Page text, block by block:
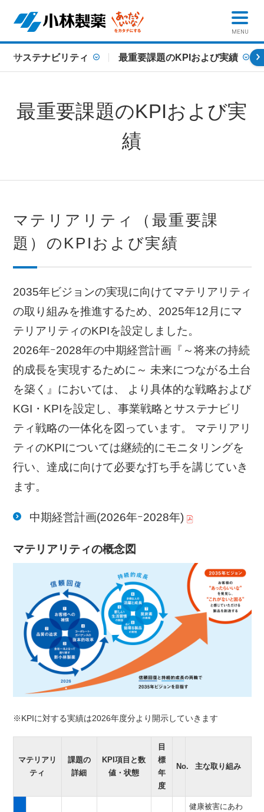
MENU
サステナビリティ 最重要課題のKPIおよび実績
最重要課題のKPIおよび実
績
マテリアリティ（最重要課
題）のKPIおよび実績
2035年ビジョンの実現に向けてマテリアリティ
の取り組みを推進するため、2025年12月にマ
テリアリティのKPIを設定しました。
2026年ｰ2028年の中期経営計画『～将来の持続
的成長を実現するために～ 未来につながる土台
を築く』においては、 より具体的な戦略および
KGI・KPIを設定し、事業戦略とサステナビリ
ティ戦略の一体化を図っています。 マテリアリ
ティのKPIについては継続的にモニタリングを
行い、達成に向けて必要な打ち手を講じていき
ます。
中期経営計画(2026年ｰ2028年)
マテリアリティの概念図
KPIに対する実績は2026年度分より開示していきます
マテリアリ
ティ
課題の
詳細
KPI項目と数
値・状態
目
標
年
度
No. 主な取り組み
健康被害にあわ